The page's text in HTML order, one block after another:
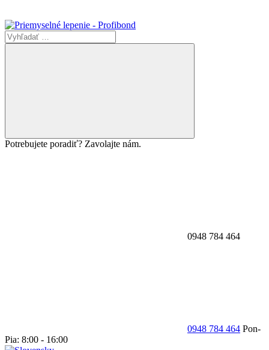
Potrebujete poradiť? Zavolajte nám.
0948 784 464
0948 784 464 Pon-
Pia: 8:00 - 16:00